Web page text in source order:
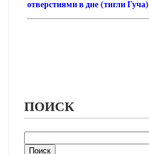
отверстиями в дне (тигли Гуча)
ПОИСК